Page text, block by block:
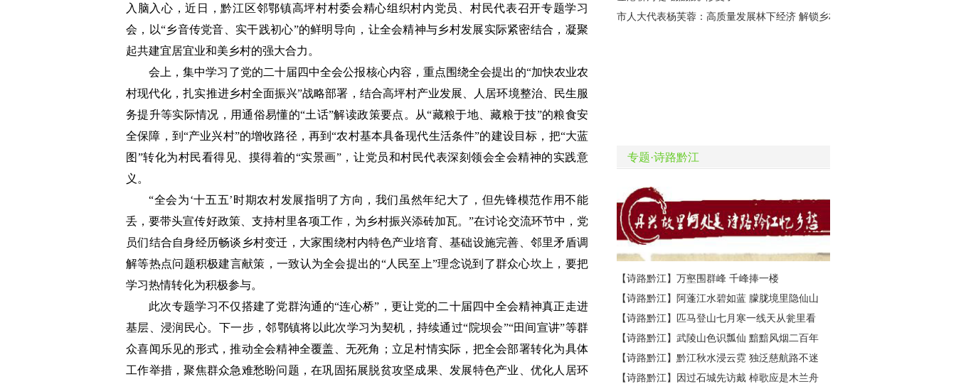
入脑入心，近日，黔江区邻鄂镇高坪村村委会精心组织村内党员、村民代表召开专题学习
会，以“乡音传党音、实干践初心”的鲜明导向，让全会精神与乡村发展实际紧密结合，凝聚
起共建宜居宜业和美乡村的强大合力。
会上，集中学习了党的二十届四中全会公报核心内容，重点围绕全会提出的“加快农业农
村现代化，扎实推进乡村全面振兴”战略部署，结合高坪村产业发展、人居环境整治、民生服
务提升等实际情况，用通俗易懂的“土话”解读政策要点。从“藏粮于地、藏粮于技”的粮食安
全保障，到“产业兴村”的增收路径，再到“农村基本具备现代生活条件”的建设目标，把“大蓝
图”转化为村民看得见、摸得着的“实景画”，让党员和村民代表深刻领会全会精神的实践意
义。
“全会为‘十五五’时期农村发展指明了方向，我们虽然年纪大了，但先锋模范作用不能
丢，要带头宣传好政策、支持村里各项工作，为乡村振兴添砖加瓦。”在讨论交流环节中，党
员们结合自身经历畅谈乡村变迁，大家围绕村内特色产业培育、基础设施完善、邻里矛盾调
解等热点问题积极建言献策，一致认为全会提出的“人民至上”理念说到了群众心坎上，要把
学习热情转化为积极参与。
此次专题学习不仅搭建了党群沟通的“连心桥”，更让党的二十届四中全会精神真正走进
基层、浸润民心。下一步，邻鄂镇将以此次学习为契机，持续通过“院坝会”“田间宣讲”等群
众喜闻乐见的形式，推动全会精神全覆盖、无死角；立足村情实际，把全会部署转化为具体
工作举措，聚焦群众急难愁盼问题，在巩固拓展脱贫攻坚成果、发展特色产业、优化人居环